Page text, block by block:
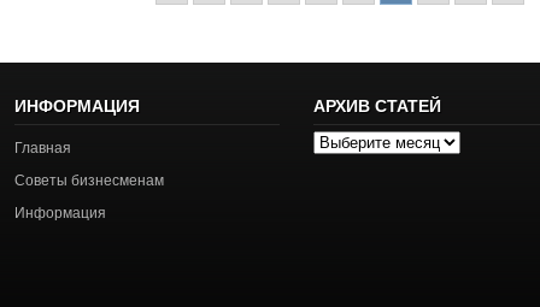
ИНФОРМАЦИЯ
Главная
Советы бизнесменам
Информация
АРХИВ СТАТЕЙ
Архив